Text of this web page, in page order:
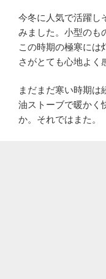
今冬に人気で活躍し
みました。小型のも
この時期の極寒には
さがとても心地よく
まだまだ寒い時期は
油ストーブで暖かく
か。それではまた。